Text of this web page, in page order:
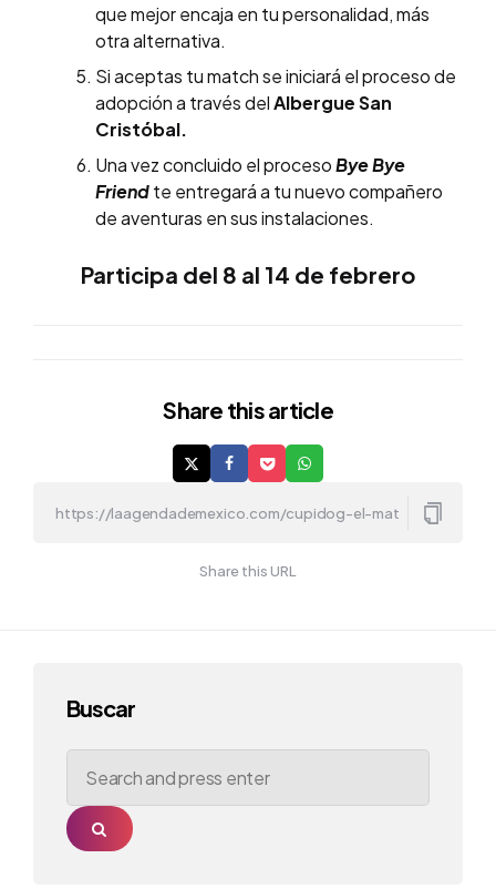
que mejor encaja en tu personalidad, más
otra alternativa.
Si aceptas tu match se iniciará el proceso de
adopción a través delAlbergue San
Cristóbal.
Una vez concluido el procesoBye Bye
Friendte entregará a tu nuevo compañero
de aventuras en sus instalaciones.
Participa del 8 al 14 de febrero
Share this article
Share this URL
Buscar
Search
for:
Search